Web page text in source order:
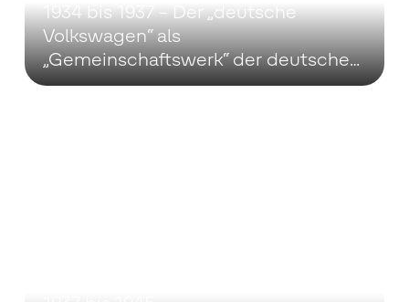
1934 bis 1937 – Der „deutsche
Volkswagen“ als
„Gemeinschaftswerk“ der deutschen
Automobilindustrie